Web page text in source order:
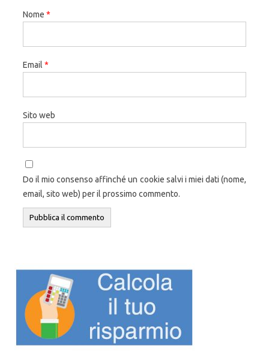
Nome *
Email *
Sito web
Do il mio consenso affinché un cookie salvi i miei dati (nome,
email, sito web) per il prossimo commento.